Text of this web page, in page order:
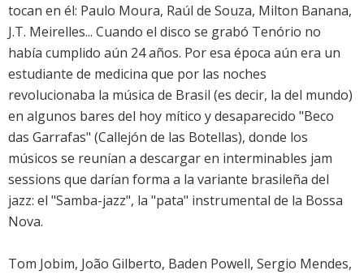
tocan en él: Paulo Moura, Raúl de Souza, Milton Banana,
J.T. Meirelles... Cuando el disco se grabó Tenório no
había cumplido aún 24 años. Por esa época aún era un
estudiante de medicina que por las noches
revolucionaba la música de Brasil (es decir, la del mundo)
en algunos bares del hoy mítico y desaparecido "Beco
das Garrafas" (Callejón de las Botellas), donde los
músicos se reunían a descargar en interminables jam
sessions que darían forma a la variante brasileña del
jazz: el "Samba-jazz", la "pata" instrumental de la Bossa
Nova.
Tom Jobim, João Gilberto, Baden Powell, Sergio Mendes,